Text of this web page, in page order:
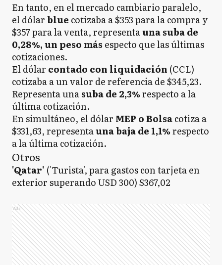
En tanto, en el mercado cambiario paralelo,
el dólarblue cotizaba a $353 para la compra y
$357 para la venta, representauna suba de
0,28%, un peso más especto que las últimas
cotizaciones.
El dólar contado con liquidación (CCL)
cotizaba a un valor de referencia de $345,23.
Representa unasuba de 2,3%respecto a la
última cotización.
En simultáneo, el dólar MEP o Bolsacotiza a
$331,63, representauna baja de 1,1%respecto
a la última cotización.
Otros
'Qatar' ('Turista', para gastos con tarjeta en
exterior superando USD 300) $367,02
Ads